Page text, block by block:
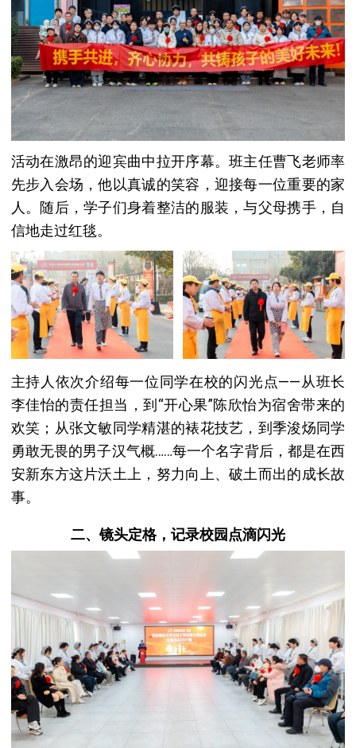
活动在激昂的迎宾曲中拉开序幕。班主任曹飞老师率
先步入会场，他以真诚的笑容，迎接每一位重要的家
人。随后，学子们身着整洁的服装，与父母携手，自
信地走过红毯。
主持人依次介绍每一位同学在校的闪光点——从班长
李佳怡的责任担当，到“开心果”陈欣怡为宿舍带来的
欢笑；从张文敏同学精湛的裱花技艺，到季浚炀同学
勇敢无畏的男子汉气概……每一个名字背后，都是在西
安新东方这片沃土上，努力向上、破土而出的成长故
事。
二、镜头定格，记录校园点滴闪光